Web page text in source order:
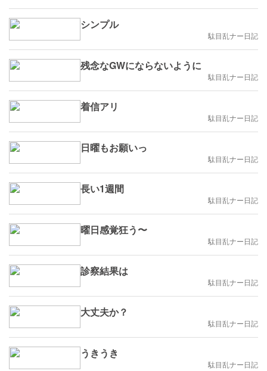
シンプル
駄目乱ナー日記
残念なGWにならないように
駄目乱ナー日記
着信アリ
駄目乱ナー日記
日曜もお願いっ
駄目乱ナー日記
長い1週間
駄目乱ナー日記
曜日感覚狂う〜
駄目乱ナー日記
診察結果は
駄目乱ナー日記
大丈夫か？
駄目乱ナー日記
うきうき
駄目乱ナー日記